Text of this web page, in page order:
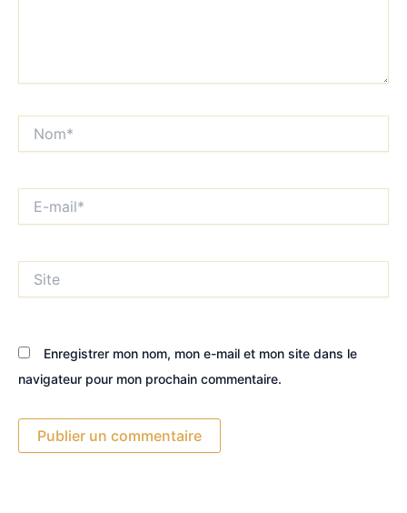
mail*
Enregistrer mon nom, mon e-mail et mon site dans le
navigateur pour mon prochain commentaire.